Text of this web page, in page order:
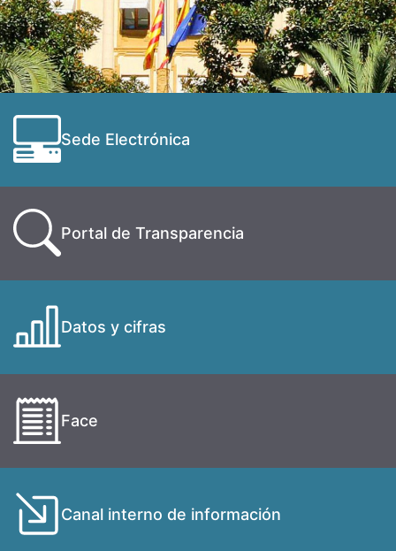
Sede Electrónica
Portal de Transparencia
Datos y cifras
Face
Canal interno de información